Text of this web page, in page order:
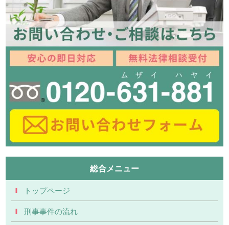
総合メニュー
トップページ
刑事事件の流れ